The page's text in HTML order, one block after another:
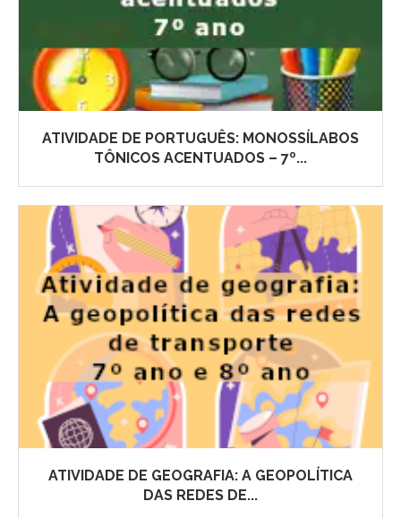
ATIVIDADE DE PORTUGUÊS: MONOSSÍLABOS
TÔNICOS ACENTUADOS – 7º...
ATIVIDADE DE GEOGRAFIA: A GEOPOLÍTICA
DAS REDES DE...